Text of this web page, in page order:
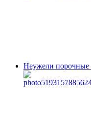
Неужели